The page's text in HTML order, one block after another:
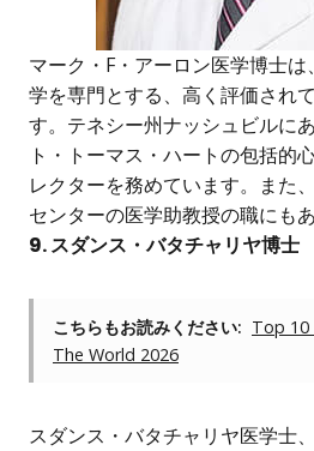
マーク・F・アーロン医学博士
学を専門とする、高く評価され
す。テネシー州ナッシュビルに
ト・トーマス・ハートの包括的
レクターを務めています。また
センターの医学助教授の職にもあ
9. スダンス・バタチャリヤ博士
こちらもお読みください: Top 10
The World 2026
スダンス・バタチャリヤ医学士